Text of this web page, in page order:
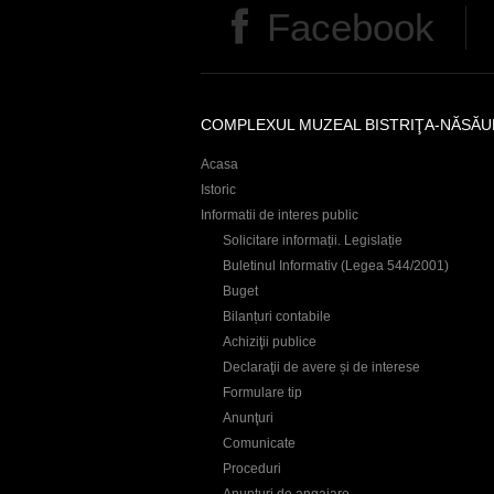
s
Facebook
COMPLEXUL MUZEAL BISTRIŢA-
Acasa
Istoric
Informatii de interes public
Solicitare informații. Legislație
Buletinul Informativ (Legea 544/2001)
Buget
Bilanțuri contabile
Achiziţii publice
Declaraţii de avere și de interese
Formulare tip
Anunţuri
Comunicate
Proceduri